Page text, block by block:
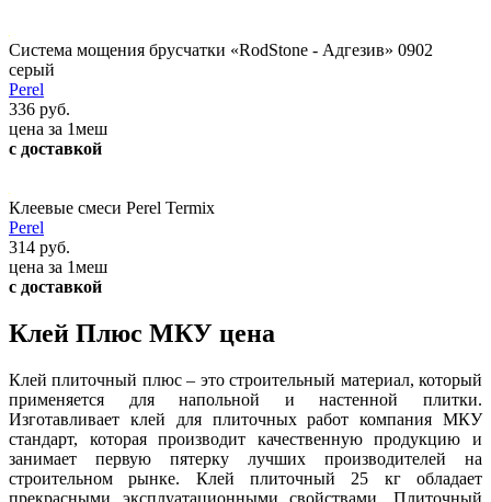
Система мощения брусчатки «RodStone - Адгезив» 0902
серый
Perel
336 руб.
цена за 1меш
с доставкой
Клеевые смеси Perel Termix
Perel
314 руб.
цена за 1меш
с доставкой
Клей Плюс МКУ цена
Клей плиточный плюс – это строительный материал, который
применяется для напольной и настенной плитки.
Изготавливает клей для плиточных работ компания МКУ
стандарт, которая производит качественную продукцию и
занимает первую пятерку лучших производителей на
строительном рынке. Клей плиточный 25 кг обладает